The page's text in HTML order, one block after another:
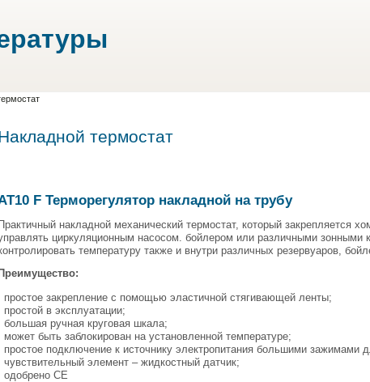
термостат
F Терморегулятор накладной на трубу
Практичный накладной механический термостат, который закрепляется
циркуляционным насосом. бойлером или различными зонными
температуру также и внутри различных резервуаров,
Преимущество:
простое закрепление с помощью эластичной стягивающей ленты;
простой в эксплуатации;
большая ручная круговая шкала;
может быть заблокирован на установленной температуре;
простое подключение к источнику электропитания большими зажимами
чувствительный элемент – жидкостный датчик;
одобрено СЕ